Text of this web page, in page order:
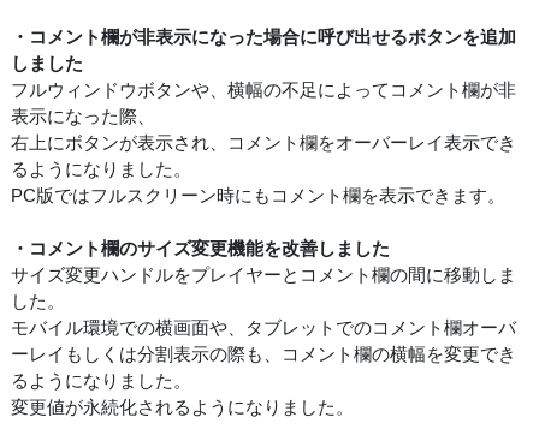
・コメント欄が非表示になった場合に呼び出せるボタンを追加
しました
フルウィンドウボタンや、横幅の不足によってコメント欄が非
表示になった際、
右上にボタンが表示され、コメント欄をオーバーレイ表示でき
るようになりました。
PC版ではフルスクリーン時にもコメント欄を表示できます。
・コメント欄のサイズ変更機能を改善しました
サイズ変更ハンドルをプレイヤーとコメント欄の間に移動しま
した。
モバイル環境での横画面や、タブレットでのコメント欄オーバ
ーレイもしくは分割表示の際も、コメント欄の横幅を変更でき
るようになりました。
変更値が永続化されるようになりました。